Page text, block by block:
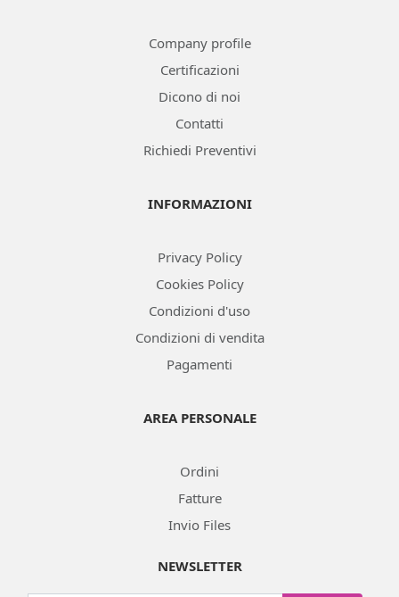
Company profile
Certificazioni
Dicono di noi
Contatti
Richiedi Preventivi
INFORMAZIONI
Privacy Policy
Cookies Policy
Condizioni d'uso
Condizioni di vendita
Pagamenti
AREA PERSONALE
Ordini
Fatture
Invio Files
NEWSLETTER